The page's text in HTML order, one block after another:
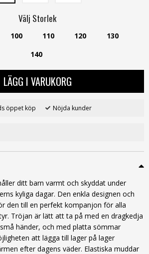
Välj Storlek
100 110 120
130
140
LÄGG I VARUKORG
öppet köp Nöjda kunder
ditt barn varmt och skyddat under
kyliga dagar. Den enkla designen och
den till en perfekt kompanjon för alla
Tröjan är lätt att ta på med en dragkedja
händer, och med platta sömmar
att lägga till lager på lager
efter dagens väder. Elastiska muddar